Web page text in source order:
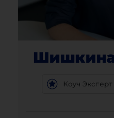
Шишкина
Коуч Эксперт